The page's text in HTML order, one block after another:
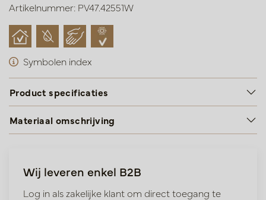
Artikelnummer: PV47.42551W
Symbolen index
Product specificaties
Materiaal omschrijving
Wij leveren enkel B2B
Log in als zakelijke klant om direct toegang te